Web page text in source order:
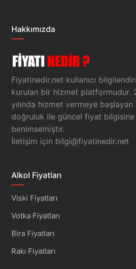
Hakkımızda
Fiyatinedir.net kullanıcı
kurulan bir hizmet platformudur.
yılında hizmet vermeye
doğruluk ile güncel fiyat bilgisine
benimsemiştir.
İletişim için bilgi@fiyatinedir.net
Alkol Fiyatları
Viski Fiyatları
Votka Fiyatları
Bira Fiyatları
Rakı Fiyatları